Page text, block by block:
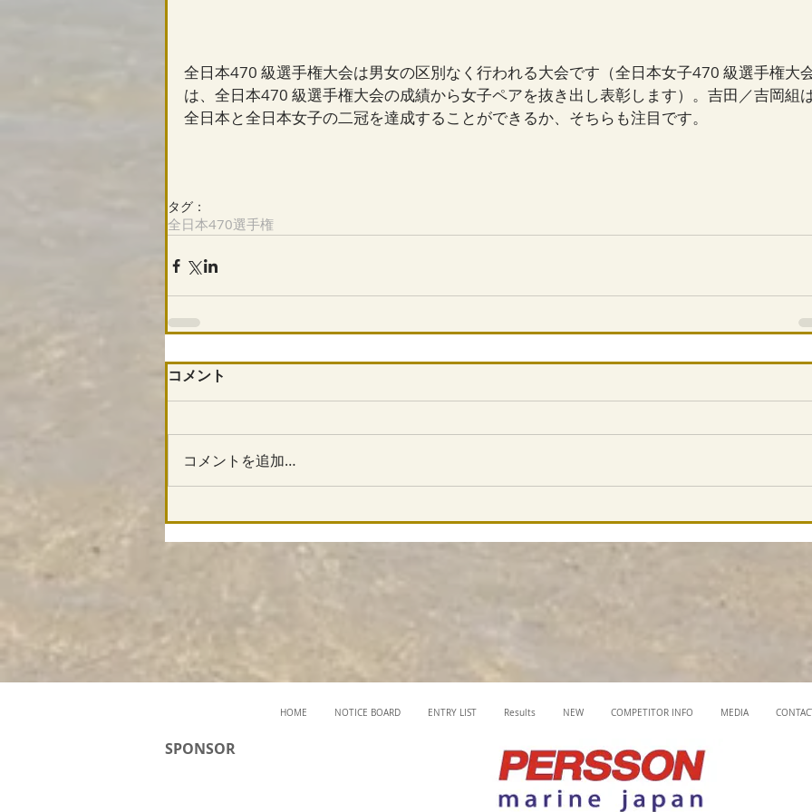
全日本470 級選手権大会は男女の区別なく行われる大会です（全日本女子470 級選手権大
は、全日本470 級選手権大会の成績から女子ペアを抜き出し表彰します）。吉田／吉岡組
全日本と全日本女子の二冠を達成することができるか、そちらも注目です。
タグ：
全日本470選手権
コメント
コメントを追加…
HOME NOTICE BOARD ENTRY LIST Results NEW COMPETITOR INFO MEDIA
SPONSOR